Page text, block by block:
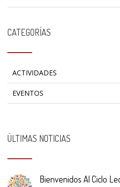
CATEGORÍAS
ACTIVIDADES
EVENTOS
ÚLTIMAS NOTICIAS
Bienvenidos Al Ciclo